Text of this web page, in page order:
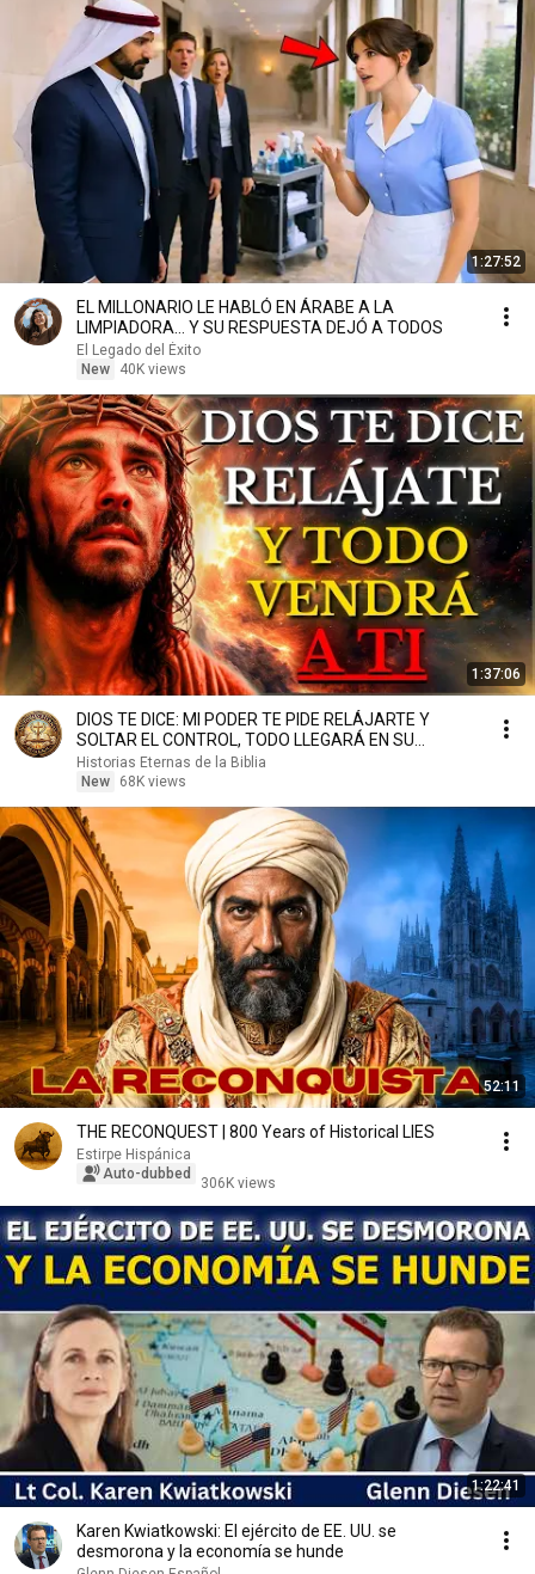
1:27:52
EL MILLONARIO LE HABLÓ EN ÁRABE A LA
LIMPIADORA… Y SU RESPUESTA DEJÓ A TODOS
El Legado del Éxito
New
40K views
1:37:06
DIOS TE DICE: MI PODER TE PIDE RELÁJARTE Y
SOLTAR EL CONTROL, TODO LLEGARÁ EN SU
MOMENTO PERFECTO
Historias Eternas de la Biblia
New
68K views
52:11
THE RECONQUEST | 800 Years of Historical LIES
Estirpe Hispánica
Auto-dubbed
306K views
1:22:41
Karen Kwiatkowski: El ejército de EE. UU. se
desmorona y la economía se hunde